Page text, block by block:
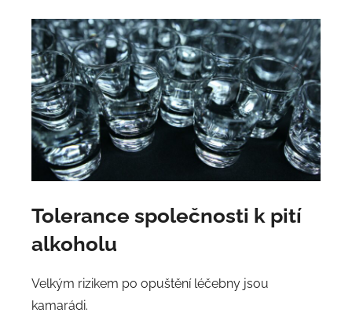
Tolerance společnosti k pití
alkoholu
Velkým rizikem po opuštění léčebny jsou
kamarádi.